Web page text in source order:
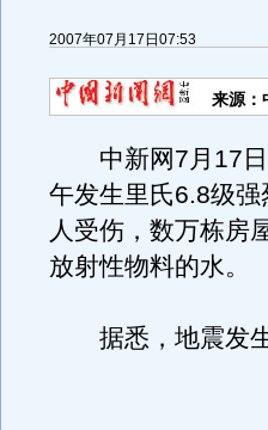
2007年07月17日07:53
来源：
中新网7月17日
午发生里氏6.8级
人受伤，数万栋房
放射性物料的水。
据悉，地震发生